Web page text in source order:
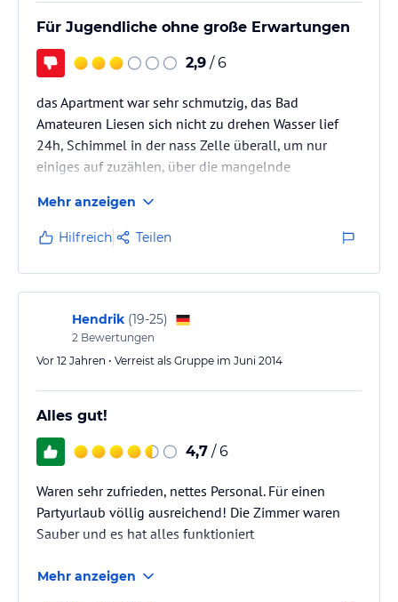
Für Jugendliche ohne große Erwartungen
2,9 / 6
das Apartment war sehr schmutzig, das Bad
Amateuren Liesen sich nicht zu drehen Wasser lief
24h, Schimmel in der nass Zelle überall, um nur
einiges auf zuzählen, über die mangelnde
check in, Kaution die hinterlegt werden muss, kein
Balkon etc.
Betten wie in den 80ern im der Jugendherberge stahl
Gerippe Matratze drauf fertig,
das ist gut für junge Leute die die ganze Nacht Feiern
und nicht viel wert auf bestimmte dinge wert legen.
nein würde da nicht mehr hingehen
Mehr anzeigen
Hilfreich Teilen
Hendrik (19-25)
2 Bewertungen
Vor 12 Jahren • Verreist als Gruppe im Juni 2014
Alles gut!
4,7 / 6
Waren sehr zufrieden, nettes Personal. Für einen
Partyurlaub völlig ausreichend! Die Zimmer waren
Sauber und es hat alles funktioniert
Mehr anzeigen